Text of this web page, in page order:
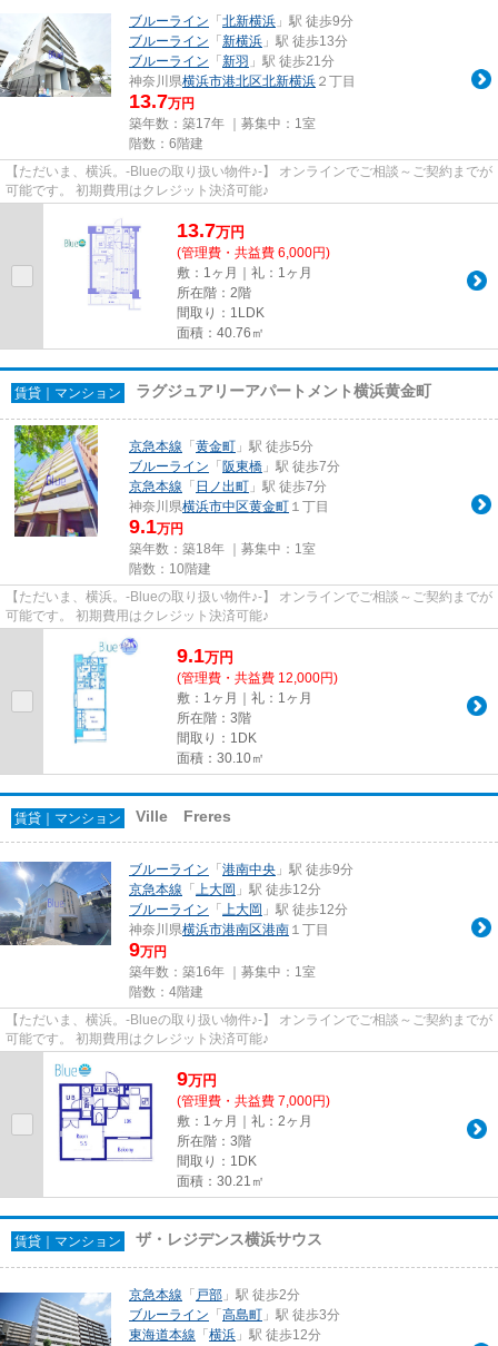
ブルーライン 「 北新横浜 」駅 徒歩9分
ブルーライン 「 新横浜 」駅 徒歩13分
ブルーライン 「 新羽 」駅 徒歩21分
神奈川県横浜市港北区北新横浜 ２丁目
13.7万円
築年数：築17年 ｜募集中： 1室
階数：6階建
【ただいま、横浜。-Blueの取り扱い物件♪-】 オンラインでご相談～ご契約までが
可能です。 初期費用はクレジット決済可能♪
13.7万円
(管理費・共益費 6,000円)
敷：1ヶ月｜礼：1ヶ月
所在階：2階
間取り：1LDK
面積：40.76㎡
賃貸｜マンション ラグジュアリーアパートメント横浜黄金町
京急本線 「 黄金町 」駅 徒歩5分
ブルーライン 「 阪東橋 」駅 徒歩7分
京急本線 「 日ノ出町 」駅 徒歩7分
神奈川県横浜市中区黄金町 １丁目
9.1万円
築年数：築18年 ｜募集中： 1室
階数：10階建
【ただいま、横浜。-Blueの取り扱い物件♪-】 オンラインでご相談～ご契約までが
可能です。 初期費用はクレジット決済可能♪
9.1万円
(管理費・共益費 12,000円)
敷：1ヶ月｜礼：1ヶ月
所在階：3階
間取り：1DK
面積：30.10㎡
賃貸｜マンション Ville Freres
ブルーライン 「 港南中央 」駅 徒歩9分
京急本線 「 上大岡 」駅 徒歩12分
ブルーライン 「 上大岡 」駅 徒歩12分
神奈川県横浜市港南区港南 １丁目
9万円
築年数：築16年 ｜募集中： 1室
階数：4階建
【ただいま、横浜。-Blueの取り扱い物件♪-】 オンラインでご相談～ご契約までが
可能です。 初期費用はクレジット決済可能♪
9万円
(管理費・共益費 7,000円)
敷：1ヶ月｜礼：2ヶ月
所在階：3階
間取り：1DK
面積：30.21㎡
賃貸｜マンション ザ・レジデンス横浜サウス
京急本線 「 戸部 」駅 徒歩2分
ブルーライン 「 高島町 」駅 徒歩3分
東海道本線 「 横浜 」駅 徒歩12分